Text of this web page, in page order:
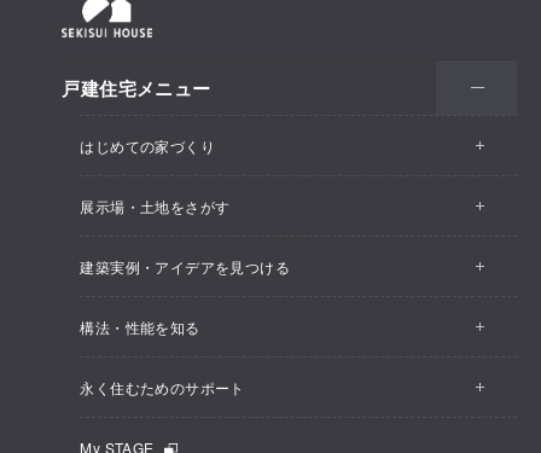
戸建住宅メニュー
はじめての家づくり
展示場・土地をさがす
建築実例・アイデアを見つける
構法・性能を知る
永く住むためのサポート
My STAGE